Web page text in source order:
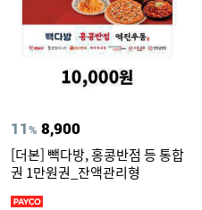
11% 8,900
[더본] 빽다방, 홍콩반점 등 통합
권 1만원권_잔액관리형